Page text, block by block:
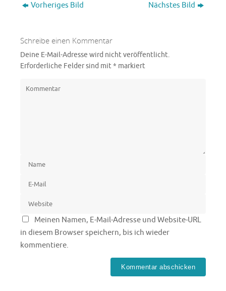
Vorheriges Bild Nächstes Bild
Schreibe einen Kommentar
Deine E-Mail-Adresse wird nicht veröffentlicht.
Erforderliche Felder sind mit* markiert
Meinen Namen, E-Mail-Adresse und Website-URL
in diesem Browser speichern, bis ich wieder
kommentiere.